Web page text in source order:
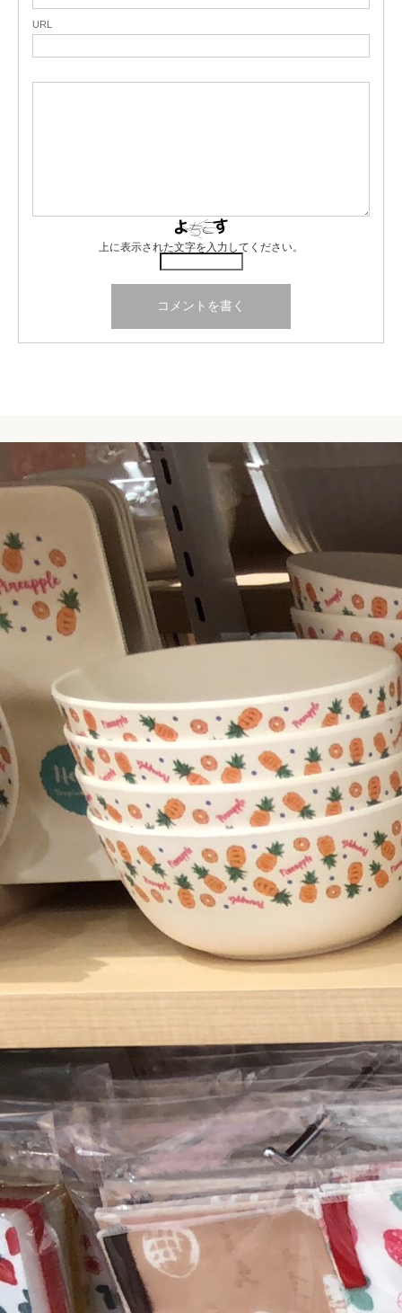
URL
上に表示された文字を入力してください。